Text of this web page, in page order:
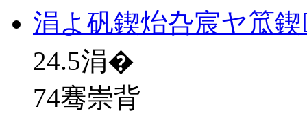
涓よ矾鍥炲叴宸ヤ笟
24.5涓�
74骞崇背